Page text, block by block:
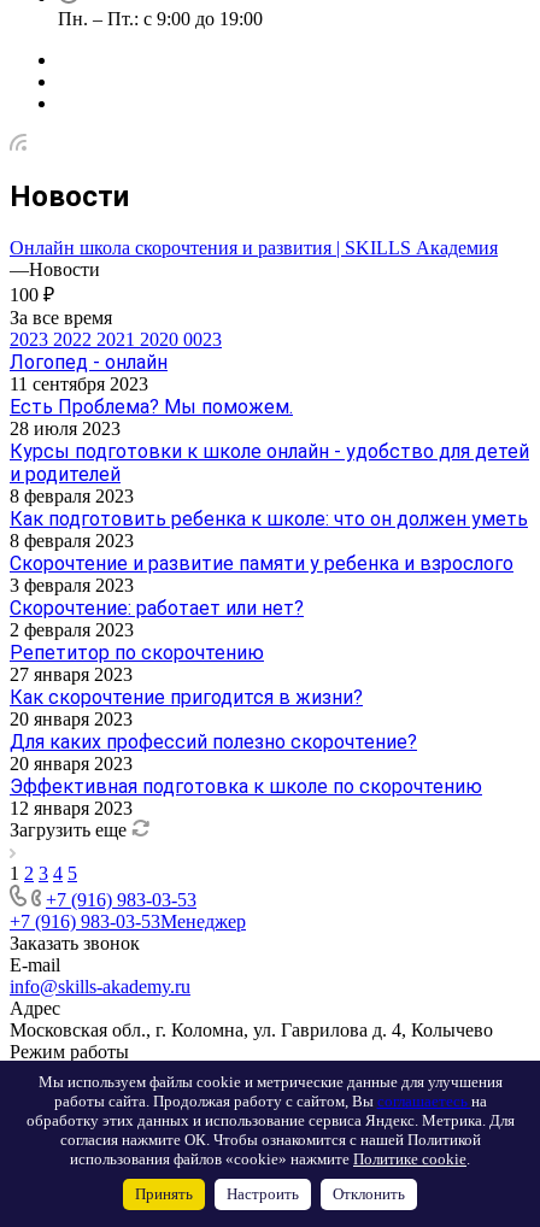
Пн. – Пт.: с 9:00 до 19:00
Новости
Онлайн школа скорочтения и развития | SKILLS Академия
—Новости
100 ₽
За все время
2023 2022 2021 2020 0023
Логопед - онлайн
11 сентября 2023
Есть Проблема? Мы поможем.
28 июля 2023
Курсы подготовки к школе онлайн - удобство для детей
и родителей
8 февраля 2023
Как подготовить ребенка к школе: что он должен уметь
8 февраля 2023
Скорочтение и развитие памяти у ребенка и взрослого
3 февраля 2023
Скорочтение: работает или нет?
2 февраля 2023
Репетитор по скорочтению
27 января 2023
Как скорочтение пригодится в жизни?
20 января 2023
Для каких профессий полезно скорочтение?
20 января 2023
Эффективная подготовка к школе по скорочтению
12 января 2023
Загрузить еще
1 2 3 4 5
+7 (916) 983-03-53
+7 (916) 983-03-53Менеджер
Заказать звонок
E-mail
info@skills-akademy.ru
Адрес
Московская обл., г. Коломна, ул. Гаврилова д. 4, Колычево
Режим работы
Пн. – Пт.: с 9:00 до 19:00
Мы используем файлы cookie и метрические данные для улучшения
работы сайта. Продолжая работу с сайтом, Вы соглашаетесь на
обработку этих данных и использование сервиса Яндекс. Метрика. Для
согласия нажмите ОК. Чтобы ознакомится с нашей Политикой
использования файлов «cookie» нажмите Политике cookie.
Принять Настроить Отклонить